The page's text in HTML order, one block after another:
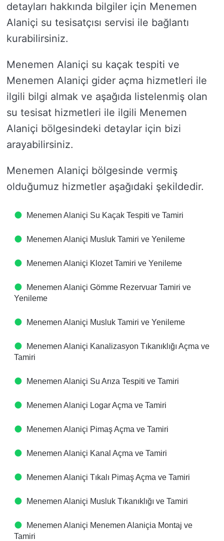
detayları hakkında bilgiler için Menemen
Alaniçi su tesisatçısı servisi ile bağlantı
kurabilirsiniz.
Menemen Alaniçi su kaçak tespiti ve
Menemen Alaniçi gider açma hizmetleri ile
ilgili bilgi almak ve aşağıda listelenmiş olan
su tesisat hizmetleri ile ilgili Menemen
Alaniçi bölgesindeki detaylar için bizi
arayabilirsiniz.
Menemen Alaniçi bölgesinde vermiş
olduğumuz hizmetler aşağıdaki şekildedir.
Menemen Alaniçi Su Kaçak Tespiti ve Tamiri
Menemen Alaniçi Musluk Tamiri ve Yenileme
Menemen Alaniçi Klozet Tamiri ve Yenileme
Menemen Alaniçi Gömme Rezervuar Tamiri ve
Yenileme
Menemen Alaniçi Musluk Tamiri ve Yenileme
Menemen Alaniçi Kanalizasyon Tıkanıklığı Açma ve
Tamiri
Menemen Alaniçi Su Arıza Tespiti ve Tamiri
Menemen Alaniçi Logar Açma ve Tamiri
Menemen Alaniçi Pimaş Açma ve Tamiri
Menemen Alaniçi Kanal Açma ve Tamiri
Menemen Alaniçi Tıkalı Pimaş Açma ve Tamiri
Menemen Alaniçi Musluk Tıkanıklığı ve Tamiri
Menemen Alaniçi Menemen Alaniçia Montaj ve
Tamiri